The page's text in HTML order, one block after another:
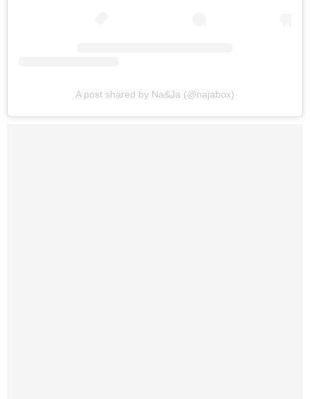
A post shared by Na&Ja (@najabox)